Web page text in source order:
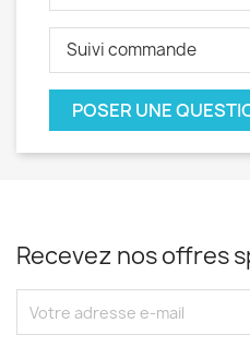
Suivi commande
POSER UNE
Recevez nos offres